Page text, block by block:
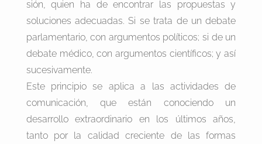
sión, quien ha de encontrar las propuestas y
soluciones adecuadas. Si se trata de un debate
parlamentario, con argumentos políticos; si de un
debate médico, con argumentos científicos; y así
sucesivamente.
Este principio se aplica a las actividades de
comunicación, que están conociendo un
desarrollo extraordinario en los últimos años,
tanto por la calidad creciente de las formas